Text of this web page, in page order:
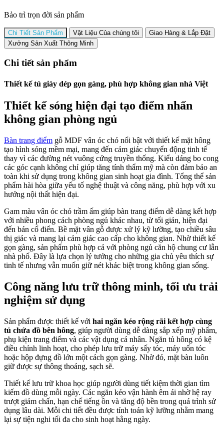
Bảo trì trọn đời sản phẩm
Chi Tiết Sản Phẩm Vật Liệu Của chúng tôi
Giao Hàng & Lắp Đặt
Xưởng Sản Xuất Thông Minh
Chi tiết sản phẩm
Thiết kế tủ giày dép gọn gàng, phù hợp không gian nhà Việt
Thiết kế sóng hiện đại tạo điểm nhấn
không gian phòng ngủ
Bàn trang điểm gỗ MDF vân óc chó nổi bật với thiết kế mặt hông
tạo hình sóng mềm mại, mang đến cảm giác chuyển động tinh tế
thay vì các đường nét vuông cứng truyền thống. Kiểu dáng bo cong
các góc cạnh không chỉ giúp tăng tính thẩm mỹ mà còn đảm bảo an
toàn khi sử dụng trong không gian sinh hoạt gia đình. Tổng thể sản
phẩm hài hòa giữa yếu tố nghệ thuật và công năng, phù hợp với xu
hướng nội thất hiện đại.
Gam màu vân óc chó trầm ấm giúp bàn trang điểm dễ dàng kết hợp
với nhiều phong cách phòng ngủ khác nhau, từ tối giản, hiện đại
đến bán cổ điển. Bề mặt vân gỗ được xử lý kỹ lưỡng, tạo chiều sâu
thị giác và mang lại cảm giác cao cấp cho không gian. Nhờ thiết kế
gọn gàng, sản phẩm phù hợp cả với phòng ngủ căn hộ chung cư lẫn
nhà phố. Đây là lựa chọn lý tưởng cho những gia chủ yêu thích sự
tinh tế nhưng vẫn muốn giữ nét khác biệt trong không gian sống.
Công năng lưu trữ thông minh, tối ưu trải
nghiệm sử dụng
Sản phẩm được thiết kế với hai ngăn kéo rộng rãi kết hợp cùng
tủ chứa đồ bên hông, giúp người dùng dễ dàng sắp xếp mỹ phẩm,
phụ kiện trang điểm và các vật dụng cá nhân. Ngăn tủ hông có kệ
điều chỉnh linh hoạt, cho phép lưu trữ máy sấy tóc, máy uốn tóc
hoặc hộp đựng đồ lớn một cách gọn gàng. Nhờ đó, mặt bàn luôn
giữ được sự thông thoáng, sạch sẽ.
Thiết kế lưu trữ khoa học giúp người dùng tiết kiệm thời gian tìm
kiếm đồ dùng mỗi ngày. Các ngăn kéo vận hành êm ái nhờ hệ ray
trượt giảm chấn, hạn chế tiếng ồn và tăng độ bền trong quá trình sử
dụng lâu dài. Mỗi chi tiết đều được tính toán kỹ lưỡng nhằm mang
lại sự tiện nghi tối đa cho sinh hoạt hằng ngày.